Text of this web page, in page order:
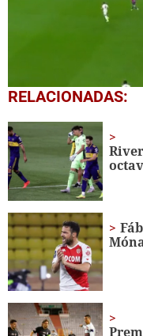
0
seconds
15
seconds
RELACIONADAS: